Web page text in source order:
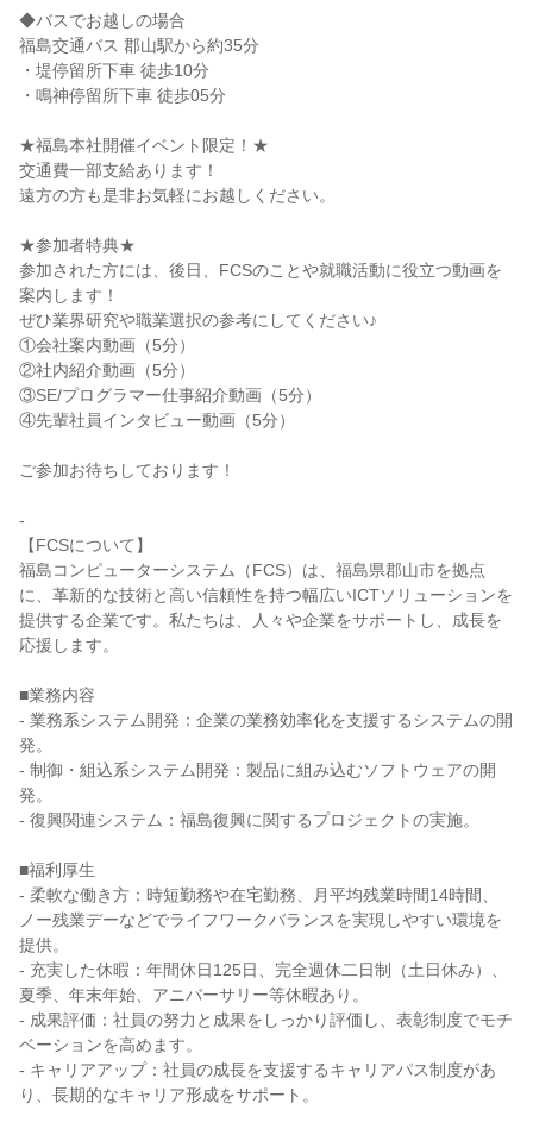
◆バスでお越しの場合
福島交通バス 郡山駅から約35分
・堤停留所下車 徒歩10分
・鳴神停留所下車 徒歩05分
★福島本社開催イベント限定！★
交通費一部支給あります！
遠方の方も是非お気軽にお越しください。
★参加者特典★
参加された方には、後日、FCSのことや就職活動に役立つ動画を
案内します！
ぜひ業界研究や職業選択の参考にしてください♪
①会社案内動画（5分）
②社内紹介動画（5分）
③SE/プログラマー仕事紹介動画（5分）
④先輩社員インタビュー動画（5分）
ご参加お待ちしております！
-
【FCSについて】
福島コンピューターシステム（FCS）は、福島県郡山市を拠点
に、革新的な技術と高い信頼性を持つ幅広いICTソリューションを
提供する企業です。私たちは、人々や企業をサポートし、成長を
応援します。
■業務内容
- 業務系システム開発：企業の業務効率化を支援するシステムの開
発。
- 制御・組込系システム開発：製品に組み込むソフトウェアの開
発。
- 復興関連システム：福島復興に関するプロジェクトの実施。
■福利厚生
- 柔軟な働き方：時短勤務や在宅勤務、月平均残業時間14時間、
ノー残業デーなどでライフワークバランスを実現しやすい環境を
提供。
- 充実した休暇：年間休日125日、完全週休二日制（土日休み）、
夏季、年末年始、アニバーサリー等休暇あり。
- 成果評価：社員の努力と成果をしっかり評価し、表彰制度でモチ
ベーションを高めます。
- キャリアアップ：社員の成長を支援するキャリアパス制度があ
り、長期的なキャリア形成をサポート。